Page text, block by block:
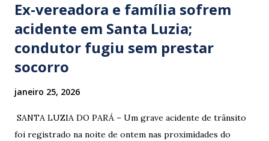
Ex-vereadora e família sofrem
acidente em Santa Luzia;
condutor fugiu sem prestar
socorro
janeiro 25, 2026
​ SANTA LUZIA DO PARÁ – Um grave acidente de trânsito
foi registrado na noite de ontem nas proximidades do